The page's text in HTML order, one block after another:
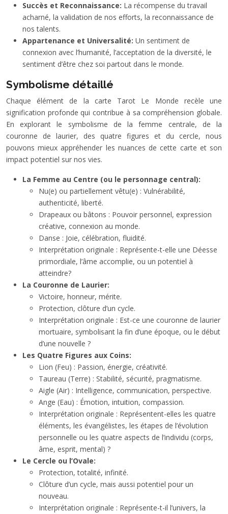
Succès et Reconnaissance: La récompense du travail
acharné, la validation de nos efforts, la reconnaissance de
nos talents.
Appartenance et Universalité: Un sentiment de
connexion avec l’humanité, l’acceptation de la diversité, le
sentiment d’être chez soi partout dans le monde.
Symbolisme détaillé
Chaque élément de la carte Tarot Le Monde recèle une
signification profonde qui contribue à sa compréhension globale.
En explorant le symbolisme de la femme centrale, de la
couronne de laurier, des quatre figures et du cercle, nous
pouvons mieux appréhender les nuances de cette carte et son
impact potentiel sur nos vies.
La Femme au Centre (ou le personnage central):
Nu(e) ou partiellement vêtu(e) : Vulnérabilité,
authenticité, liberté.
Drapeaux ou bâtons : Pouvoir personnel, expression
créative, connexion au monde.
Danse : Joie, célébration, fluidité.
Interprétation originale : Représente-t-elle une Déesse
primordiale, l’âme accomplie, ou un potentiel à
atteindre?
La Couronne de Laurier:
Victoire, honneur, mérite.
Protection, clôture d’un cycle.
Interprétation originale : Est-ce une couronne de laurier
mortuaire, symbolisant la fin d’une époque, ou le début
d’une nouvelle ?
Les Quatre Figures aux Coins:
Lion (Feu) : Passion, énergie, créativité.
Taureau (Terre) : Stabilité, sécurité, pragmatisme.
Aigle (Air) : Intelligence, communication, perspective.
Ange (Eau) : Émotion, intuition, compassion.
Interprétation originale : Représentent-elles les quatre
éléments, les évangélistes, les étapes de l’évolution
personnelle ou les quatre aspects de l’individu (corps,
âme, esprit, mental) ?
Le Cercle ou l’Ovale:
Protection, totalité, infinité.
Clôture d’un cycle, mais aussi potentiel pour un
nouveau.
Interprétation originale : Représente-t-il l’univers, la